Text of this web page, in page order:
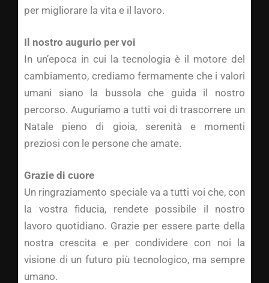
per migliorare la vita e il lavoro.
Il nostro augurio per voi
In un’epoca in cui la tecnologia è il motore del
cambiamento, crediamo fermamente che i valori
umani siano la bussola che guida il nostro
percorso. Auguriamo a tutti voi di trascorrere un
Natale pieno di gioia, serenità e momenti
preziosi con le persone che amate.
Grazie di cuore
Un ringraziamento speciale va a tutti voi che, con
la vostra fiducia, rendete possibile il nostro
lavoro quotidiano. Grazie per essere parte della
nostra crescita e per condividere con noi la
visione di un futuro più tecnologico, ma sempre
umano.